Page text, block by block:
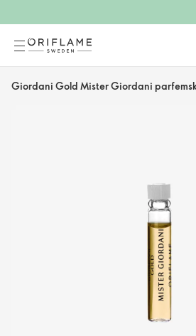
Giordani Gold Mister Giordani